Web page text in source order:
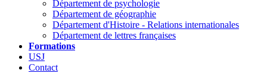
Département de psychologie
Département de géographie
Département d'Histoire - Relations internationales
Département de lettres françaises
Formations
USJ
Contact